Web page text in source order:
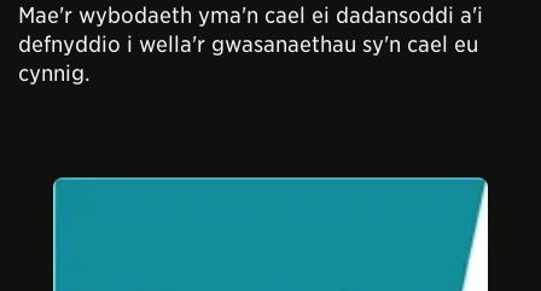
Mae'r wybodaeth yma'n cael ei dadansoddi a'i
defnyddio i wella'r gwasanaethau sy'n cael eu
cynnig.